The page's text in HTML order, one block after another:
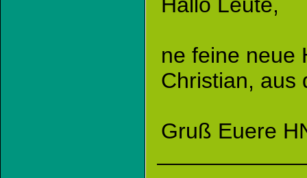
ne feine neue
Christian, aus
Gruß Euere